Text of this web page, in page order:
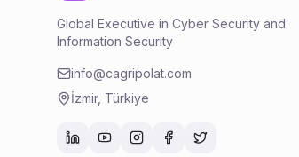
Global Executive in Cyber Security and
Information Security
info@cagripolat.com
İzmir, Türkiye